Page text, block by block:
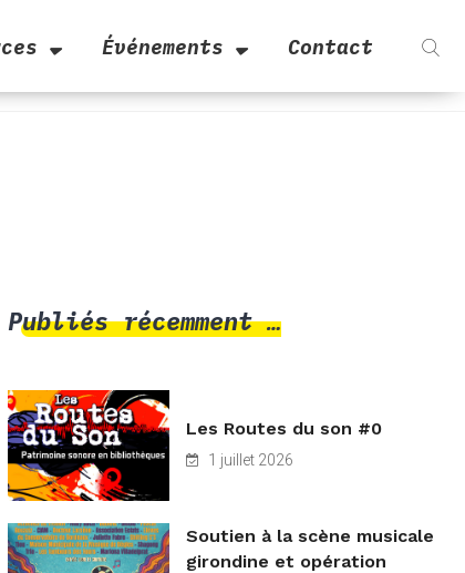
Événements Contact
Publiés récemment …
Les Routes du son #0
1 juillet 2026
Soutien à la scène musicale
girondine et opération